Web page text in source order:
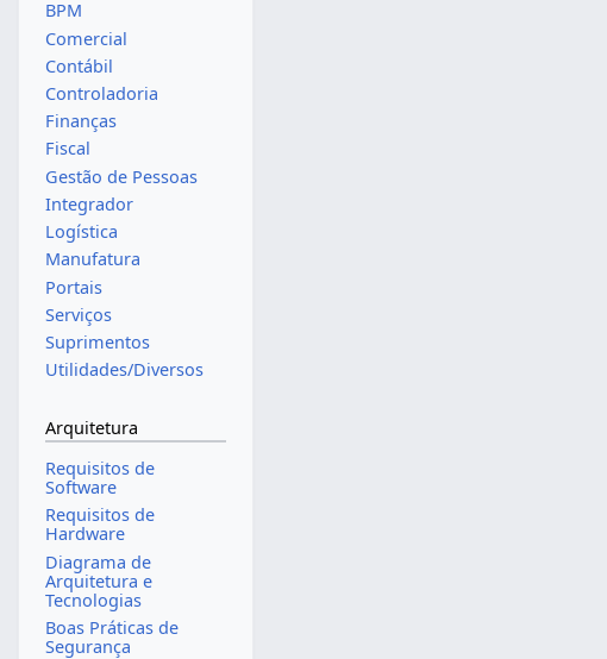
BPM
Comercial
Contábil
Controladoria
Finanças
Fiscal
Gestão de Pessoas
Integrador
Logística
Manufatura
Portais
Serviços
Suprimentos
Utilidades/Diversos
Arquitetura
Requisitos de
Software
Requisitos de
Hardware
Diagrama de
Arquitetura e
Tecnologias
Boas Práticas de
Segurança